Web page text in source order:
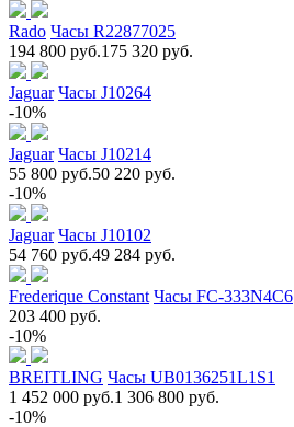
Rado Часы R22877025
194 800 руб.175 320 руб.
Jaguar Часы J10264
-10%
Jaguar Часы J10214
55 800 руб.50 220 руб.
-10%
Jaguar Часы J10102
54 760 руб.49 284 руб.
Frederique Constant Часы FC-333N4C6
203 400 руб.
-10%
BREITLING Часы UB0136251L1S1
1 452 000 руб.1 306 800 руб.
-10%